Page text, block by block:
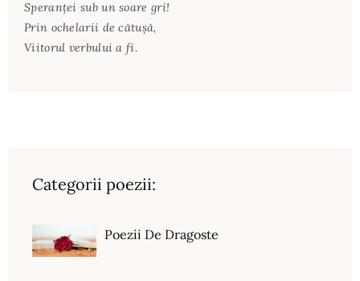
Speranței sub un soare gri!
Prin ochelarii de cătușă,
Viitorul verbului a fi.
Categorii poezii:
Poezii De Dragoste